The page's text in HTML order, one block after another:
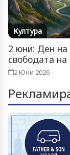
Култура
2 юни: Ден на
свободата на
2 Юни 2026